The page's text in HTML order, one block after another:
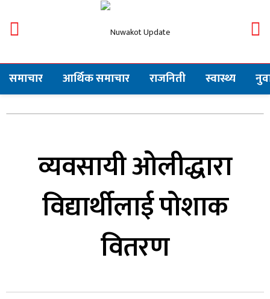
समाचार आर्थिक समाचार राजनिती स्वास्थ्य
व्यवसायी ओलीद्धारा
विद्यार्थीलाई पोशाक
वितरण